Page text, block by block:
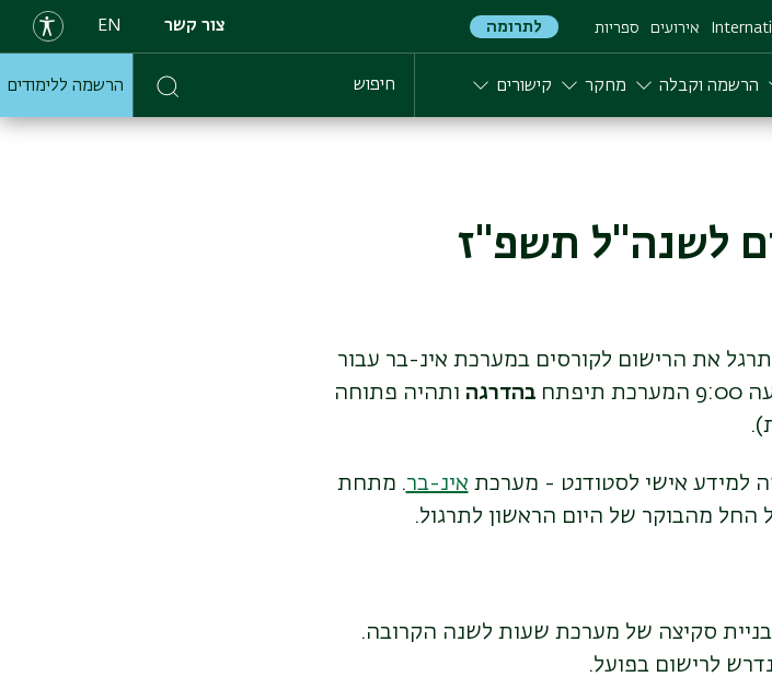
אירועים ספריות לתרומה צור קשר EN
הרשמה וקבלה מחקר קישורים חיפוש הרשמה ללימודים
לשנה"ל תשפ"ז
אב, יהיה ניתן לתרגל את הרישום לקורסים במערכת אינ-בר עבור
בהדרגה ותהיה פתוחה
למידע אישי לסטודנט - מערכת אינ-בר. מתחת
החל מהבוקר של היום הראשון לתרגול.
סקיצה של מערכת שעות לשנה הקרובה.
לרישום בפועל.